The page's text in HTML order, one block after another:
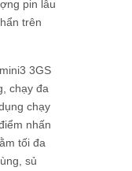
pin lâu
trên
3GS
chạy đa
chạy
nhấn
tối đa
sủ